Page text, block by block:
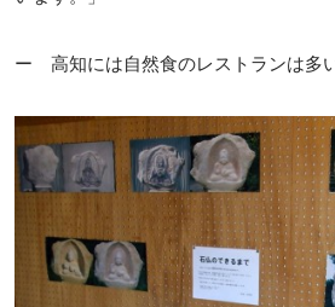
ー 高知には自然食のレストランは多